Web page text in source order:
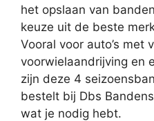
het opslaan van
keuze uit de beste
Vooral voor auto’s met
voorwielaandrijving en
zijn deze 4
bestelt bij Dbs
wat je nodig hebt.